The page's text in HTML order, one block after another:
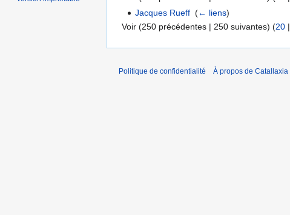
Jacques Rueff ‎(← liens)
Voir (250 précédentes | 250 suivantes) (20 |
Politique de confidentialité À propos de Catallaxia